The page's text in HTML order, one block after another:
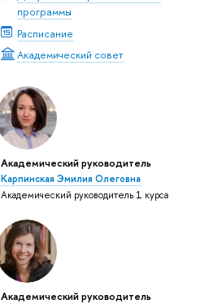
программы
Расписание
Академический совет
Академический руководитель
Карпинская Эмилия Олеговна
Академический руководитель 1 курса
Академический руководитель